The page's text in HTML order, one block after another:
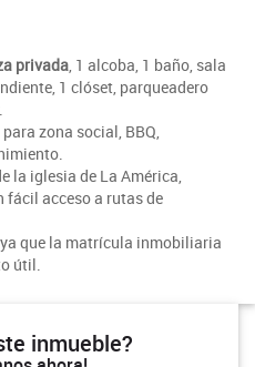
privada, 1 alcoba, 1 baño, sala
1 clóset, parqueadero
zona social, BBQ,
la iglesia de La América,
fácil acceso a rutas de
que la matrícula inmobiliaria
útil.
inmueble?